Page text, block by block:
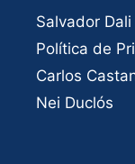
Salvador Dali
Política de
Carlos
Nei Duclós